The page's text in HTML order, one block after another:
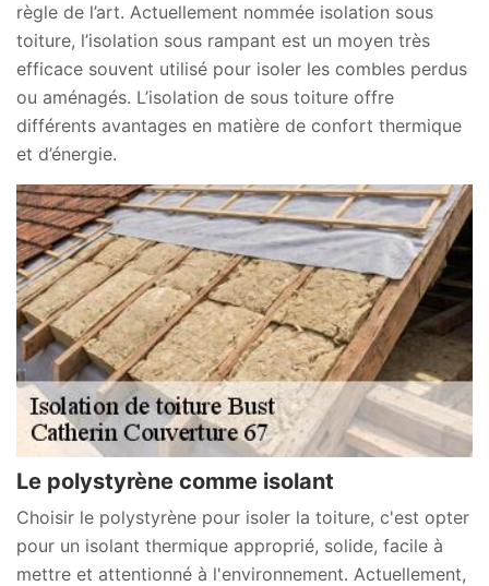
règle de l’art. Actuellement nommée isolation sous
toiture, l’isolation sous rampant est un moyen très
efficace souvent utilisé pour isoler les combles perdus
ou aménagés. L’isolation de sous toiture offre
différents avantages en matière de confort thermique
et d’énergie.
Le polystyrène comme isolant
Choisir le polystyrène pour isoler la toiture, c'est opter
pour un isolant thermique approprié, solide, facile à
mettre et attentionné à l'environnement. Actuellement,